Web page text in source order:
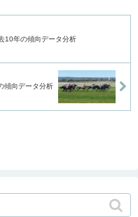
10年の傾向データ分析
傾向データ分析